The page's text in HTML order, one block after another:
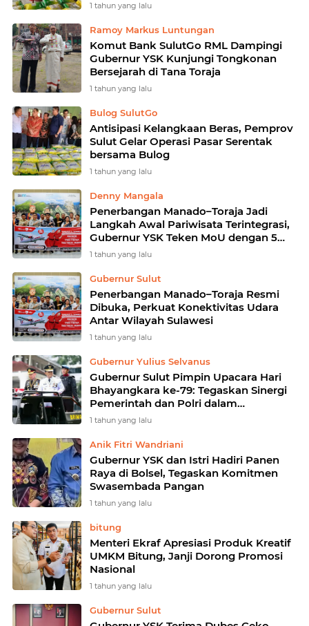
1 tahun yang lalu
Ramoy Markus Luntungan
Komut Bank SulutGo RML Dampingi
Gubernur YSK Kunjungi Tongkonan
Bersejarah di Tana Toraja
1 tahun yang lalu
Bulog SulutGo
Antisipasi Kelangkaan Beras, Pemprov
Sulut Gelar Operasi Pasar Serentak
bersama Bulog
1 tahun yang lalu
Denny Mangala
Penerbangan Manado–Toraja Jadi
Langkah Awal Pariwisata Terintegrasi,
Gubernur YSK Teken MoU dengan 5
Gubernur se-Sulawesi
1 tahun yang lalu
Gubernur Sulut
Penerbangan Manado–Toraja Resmi
Dibuka, Perkuat Konektivitas Udara
Antar Wilayah Sulawesi
1 tahun yang lalu
Gubernur Yulius Selvanus
Gubernur Sulut Pimpin Upacara Hari
Bhayangkara ke-79: Tegaskan Sinergi
Pemerintah dan Polri dalam
Mewujudkan Daerah Aman dan Bersih
1 tahun yang lalu
Anik Fitri Wandriani
Gubernur YSK dan Istri Hadiri Panen
Raya di Bolsel, Tegaskan Komitmen
Swasembada Pangan
1 tahun yang lalu
bitung
Menteri Ekraf Apresiasi Produk Kreatif
UMKM Bitung, Janji Dorong Promosi
Nasional
1 tahun yang lalu
Gubernur Sulut